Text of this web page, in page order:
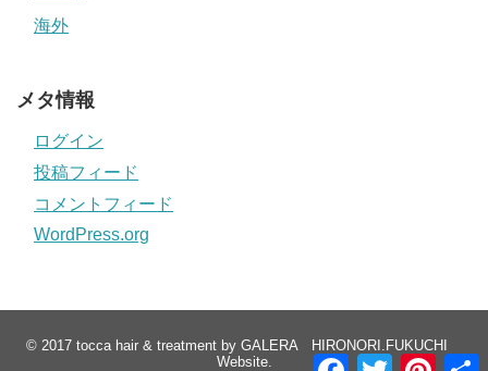
海外
メタ情報
ログイン
投稿フィード
コメントフィード
WordPress.org
© 2017 tocca hair & treatment by GALERA HIRONORI.FUKUCHI
Website.
F
T
P